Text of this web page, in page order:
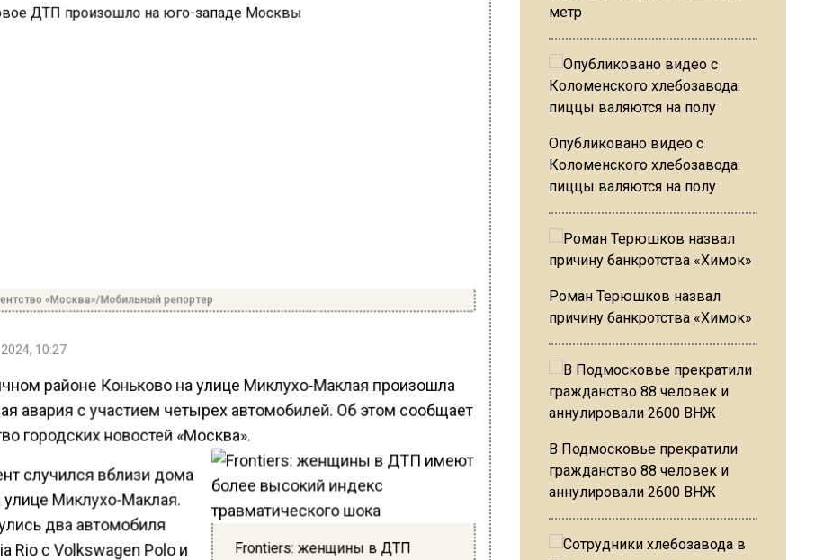
«Москва»/Мобильный репортер
10:27
районе Коньково на улице Миклухо-Маклая произошла
авария с участием четырех автомобилей. Об этом сообщает
городских новостей «Москва».
Frontiers: женщины в ДТП
случился вблизи дома
Миклухо-Маклая.
два автомобиля
Rio с Volkswagen Polo и
метр
Опубликовано видео с
Коломенского хлебозавода:
пиццы валяются на полу
Роман Терюшков назвал
причину банкротства «Химок»
В Подмосковье прекратили
гражданство 88 человек и
аннулировали 2600 ВНЖ